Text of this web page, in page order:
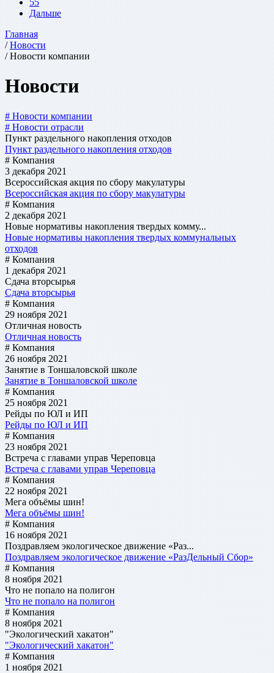
Дальше
Главная
/Новости
/ Новости компании
Новости
# Новости компании
# Новости отрасли
Пункт раздельного накопления отходов
Пункт раздельного накопления отходов
# Компания
3 декабря 2021
Всероссийская акция по сбору макулатуры
Всероссийская акция по сбору макулатуры
# Компания
2 декабря 2021
Новые нормативы накопления твердых комму...
Новые нормативы накопления твердых коммунальных
отходов
# Компания
1 декабря 2021
Сдача вторсырья
Сдача вторсырья
# Компания
29 ноября 2021
Отличная новость
Отличная новость
# Компания
26 ноября 2021
Занятие в Тоншаловской школе
Занятие в Тоншаловской школе
# Компания
25 ноября 2021
Рейды по ЮЛ и ИП
Рейды по ЮЛ и ИП
# Компания
23 ноября 2021
Встреча с главами управ Череповца
Встреча с главами управ Череповца
# Компания
22 ноября 2021
Мега объёмы шин!
Мега объёмы шин!
# Компания
16 ноября 2021
Поздравляем экологическое движение «Раз...
Поздравляем экологическое движение «РазДельный Сбор»
# Компания
8 ноября 2021
Что не попало на полигон
Что не попало на полигон
# Компания
8 ноября 2021
"Экологический хакатон"
"Экологический хакатон"
# Компания
1 ноября 2021